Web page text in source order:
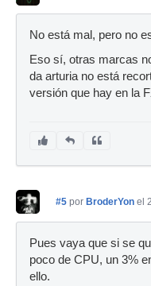
No está mal, pero no
Eso sí, otras marcas
da arturia no está
versión que hay en la
#5 por BroderYon el
Pues vaya que si se
poco de CPU, un 3%
ello.